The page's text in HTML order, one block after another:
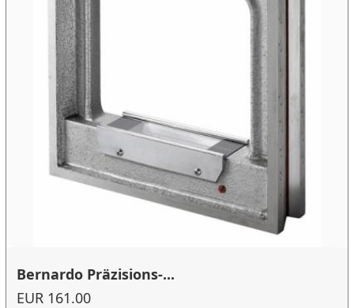
Bernardo Präzisions-...
EUR 161.00